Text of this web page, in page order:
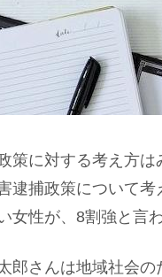
策に対する考え方
逮捕政策について
女性が、8割強と言
郎さんは地域社会